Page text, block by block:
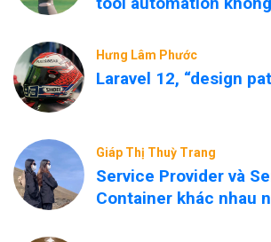
Hưng Lâm Phước
Laravel 12, “design
Giáp Thị Thuỳ Trang
Service Provider và
Container khác nhau